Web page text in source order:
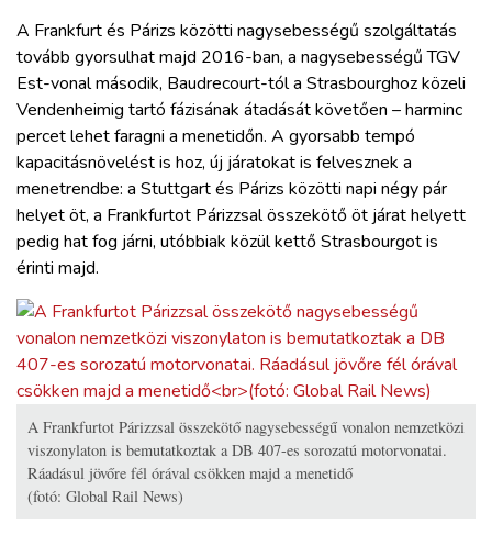
REGISZTRÁCIÓ
A Frankfurt és Párizs közötti nagysebességű szolgáltatás
tovább gyorsulhat majd 2016-ban, a nagysebességű TGV
Est-vonal második, Baudrecourt-tól a Strasbourghoz közeli
Vendenheimig tartó fázisának átadását követően – harminc
percet lehet faragni a menetidőn. A gyorsabb tempó
kapacitásnövelést is hoz, új járatokat is felvesznek a
menetrendbe: a Stuttgart és Párizs közötti napi négy pár
helyet öt, a Frankfurtot Párizzsal összekötő öt járat helyett
pedig hat fog járni, utóbbiak közül kettő Strasbourgot is
érinti majd.
A Frankfurtot Párizzsal összekötő nagysebességű vonalon nemzetközi
viszonylaton is bemutatkoztak a DB 407-es sorozatú motorvonatai.
Ráadásul jövőre fél órával csökken majd a menetidő
(fotó: Global Rail News)